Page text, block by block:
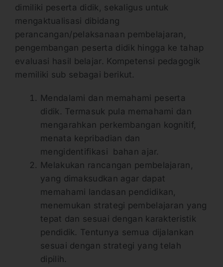
dimiliki peserta didik, sekaligus untuk
mengaktualisasi dibidang
perancangan/pelaksanaan pembelajaran,
pengembangan peserta didik hingga ke tahap
evaluasi hasil belajar. Kompetensi pedagogik
memiliki sub sebagai berikut.
Mendalami dan memahami peserta
didik. Termasuk pula memahami dan
mengarahkan perkembangan kognitif,
menata kepribadian dan
mengidentifikasi bahan ajar.
Melakukan rancangan pembelajaran,
yang dimaksudkan agar dapat
memahami landasan pendidikan,
menemukan strategi pembelajaran yang
tepat dan sesuai dengan karakteristik
pendidik. Tentunya semua dijalankan
sesuai dengan strategi yang telah
dipilih.